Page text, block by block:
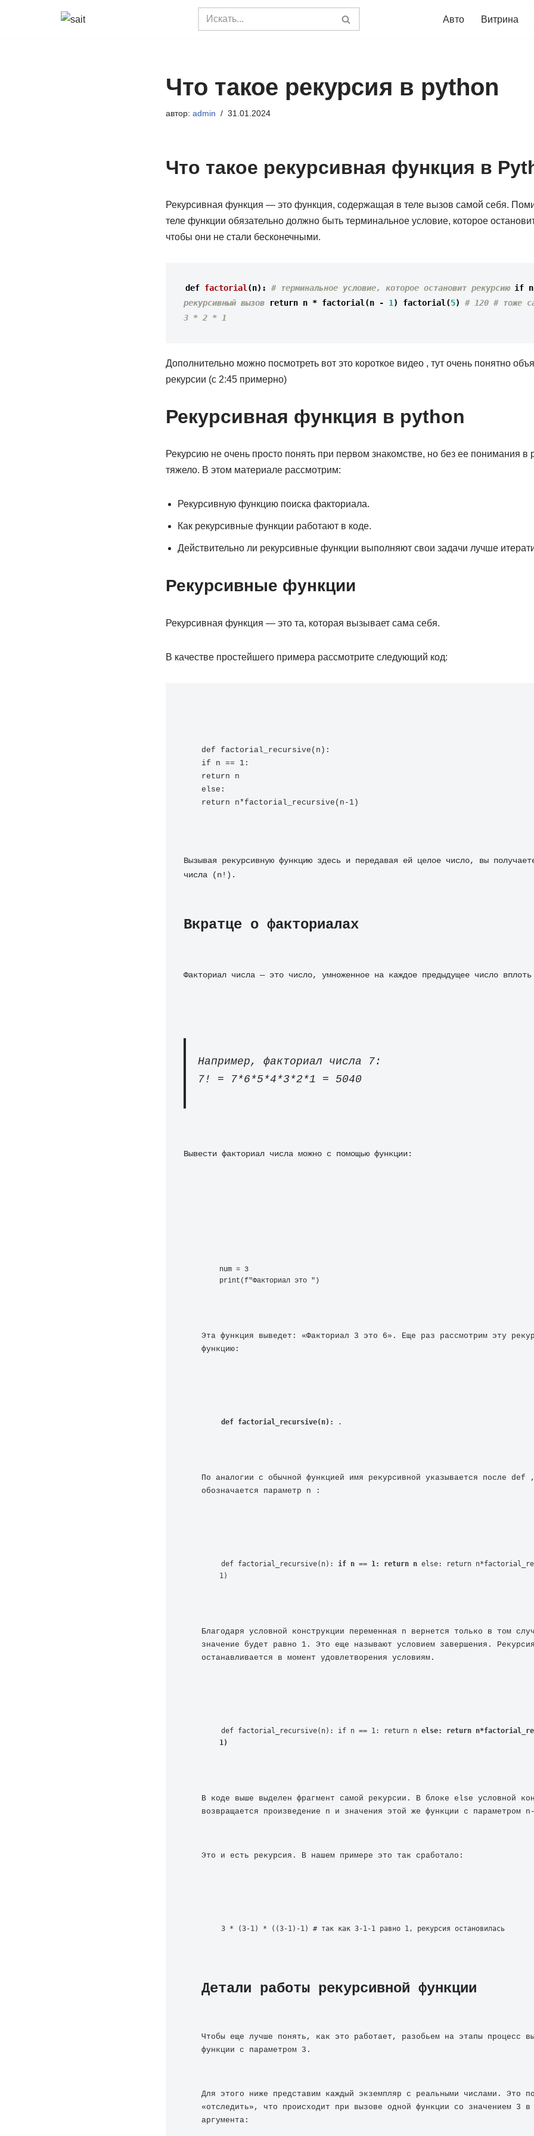
Авто Витрина
Что такое рекурсия в python
автор: admin 31.01.2024
Что такое рекурсивная функция в
Рекурсивная функция — это функция, содержащая в теле вызов самой себя.
теле функции обязательно должно быть терминальное условие, которое
чтобы они не стали бесконечными.
def factorial (n): # терминальное условие, которое остановит рекурсию if n
рекурсивный вызов
return n * factorial (n - 1 ) factorial (5)
# 120 # тоже
3 * 2 * 1
Дополнительно можно посмотреть вот это короткое видео , тут очень понятно
рекурсии (с 2:45 примерно)
Рекурсивная функция в python
Рекурсию не очень просто понять при первом знакомстве, но без ее понимания в
тяжело. В этом материале рассмотрим:
Рекурсивную функцию поиска факториала.
Как рекурсивные функции работают в коде.
Действительно ли рекурсивные функции выполняют свои задачи лучше
Рекурсивные функции
Рекурсивная функция — это та, которая вызывает сама себя.
В качестве простейшего примера рассмотрите следующий код:
def factorial_recursive(n):
if n == 1:
return n
else:
return n*factorial_recursive(n-1)
Вызывая рекурсивную функцию здесь и передавая ей целое число, вы
числа (n!).
Вкратце о факториалах
Факториал числа — это число, умноженное на каждое предыдущее число
Например, факториал числа 7:
7! = 7*6*5*4*3*2*1 = 5040
Вывести факториал числа можно с помощью функции:
num = 3
print(f"Факториал это ")
Эта функция выведет: «Факториал 3 это 6». Еще раз рассмотрим эту
функцию:
def factorial_recursive(n): .
По аналогии с обычной функцией имя рекурсивной указывается после
обозначается параметр n :
def factorial_recursive(n): if n == 1: return n else: return
1)
Благодаря условной конструкции переменная n вернется только в том
значение будет равно 1. Это еще называют условием завершения. Рекурсия
останавливается в момент удовлетворения условиям.
def factorial_recursive(n): if n == 1: return n else: return
1)
В коде выше выделен фрагмент самой рекурсии. В блоке else условной
возвращается произведение n и значения этой же функции с параметром
Это и есть рекурсия. В нашем примере это так сработало:
3 * (3-1) * ((3-1)-1) # так как 3-1-1 равно 1, рекурсия остановилась
Детали работы рекурсивной функции
Чтобы еще лучше понять, как это работает, разобьем на этапы процесс
функции с параметром 3.
Для этого ниже представим каждый экземпляр с реальными числами. Это
«отследить», что происходит при вызове одной функции со значением 3 в
аргумента: